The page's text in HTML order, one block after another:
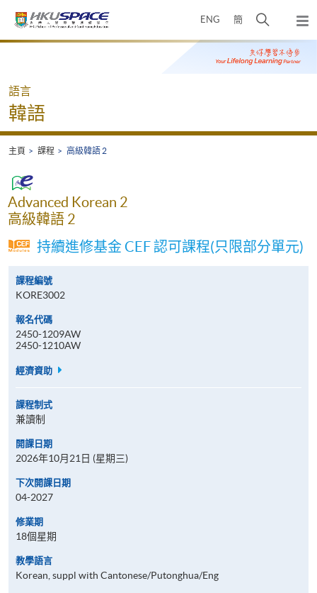
ENG 簡
開
搜
尋
彈
出
主
Main
語言
韓語
主頁 課程 高級韓語 2
Advanced Korean 2
高級韓語 2
持續進修基金 CEF 認可課程(只限部分單元)
課程編號
KORE3002
報名代碼
2450-1209AW
2450-1210AW
經濟資助
課程制式
兼讀制
開課日期
2026年10月21日 (星期三)
下次開課日期
04-2027
修業期
18個星期
教學語言
Korean, suppl with Cantonese/Putonghua/Eng